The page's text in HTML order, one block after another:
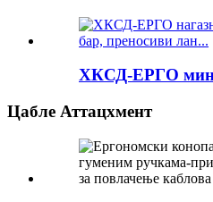
ХКСД-ЕРГО
Цабле Аттацхмент